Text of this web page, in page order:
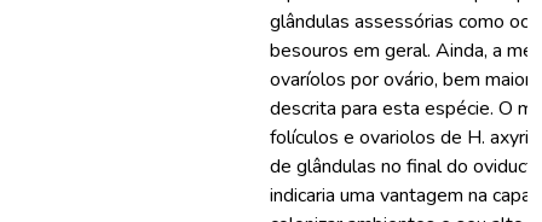
glândulas assessórias como
besouros em geral. Ainda, a
ovaríolos por ovário, bem maior
descrita para esta espécie. O
folículos e ovariolos de H.
de glândulas no final do
indicaria uma vantagem na